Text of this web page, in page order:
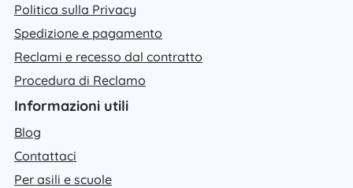
Politica sulla Privacy
Spedizione e pagamento
Reclami e recesso dal contratto
Procedura di Reclamo
Informazioni utili
Blog
Contattaci
Per asili e scuole